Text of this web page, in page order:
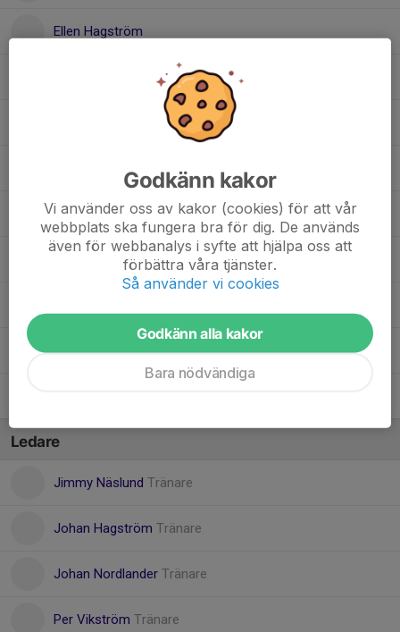
Ellen Hagström
Ines Vikström
Kerstin Westman
Märta Westman
Vilja Sjöström
Ledare
Jimmy Näslund Tränare
Johan Hagström Tränare
Johan Nordlander Tränare
Per Vikström Tränare
Godkänn kakor
Vi använder oss av kakor (cookies) för att vår
webbplats ska fungera bra för dig. De används
även för webbanalys i syfte att hjälpa oss att
förbättra våra tjänster.
Så använder vi cookies
Godkänn alla kakor
Bara nödvändiga